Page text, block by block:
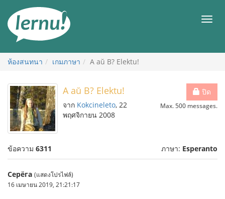
สารบัญ
เมนู
ห้องสนทนา เกมภาษา A aŭ B? Elektu!
ปิด
Max. 500 messages.
A aŭ B? Elektu!
จาก Kokcineleto, 22
พฤศจิกายน 2008
ข้อความ 6311 ภาษา: Esperanto
Серёга (แสดงโปรไฟล์)
16 เมษายน 2019, 21:21:17